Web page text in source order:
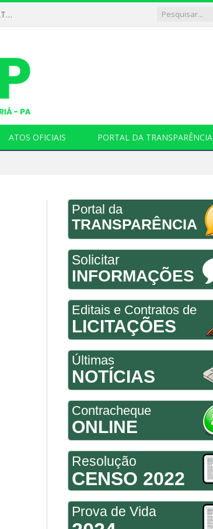
DECLARAMOS QUE NÃO HOUVERAM NOVAS LEIS APROVADAS ATÉ O MOMENTO PARA O INSTITUTO DE PREVIDÊNCIA NO ANO DE 2026
ATOS OFICIAIS PORTAL DA TRANSPARÊNCIA
Portal da
TRANSPARÊNCIA
Solicitar
INFORMAÇÕES
Editais e Contratos de
LICITAÇÕES
Últimas
NOTÍCIAS
Contracheque
ONLINE
Resolução
CENSO 2022
Prova de Vida